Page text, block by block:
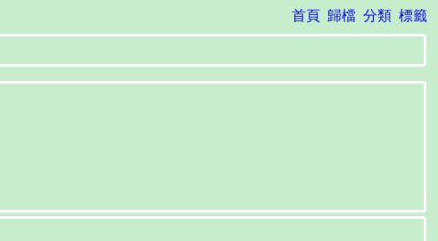
首頁 歸檔 分類 標籤